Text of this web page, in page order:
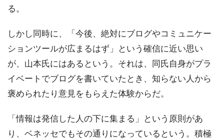
る。
しかし同時に、「今後、絶対にブログやコミュニケー
ションツールが広まるはず」という確信に近い思い
が、山本氏にはあるという。それは、同氏自身がプラ
イベートでブログを書いていたとき、知らない人から
褒められたり意見をもらえた体験からだ。
「情報は発信した人の下に集まる」という原則があ
り、ベネッセでもその通りになっているという。積極